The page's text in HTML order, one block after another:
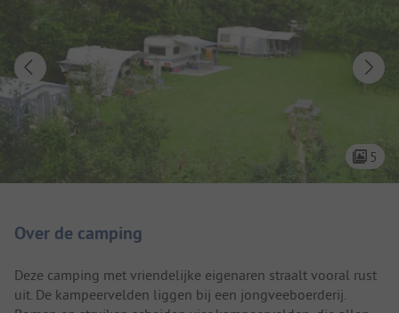
5
Over de camping
Deze camping met vriendelijke eigenaren straalt vooral rust
uit. De kampeervelden liggen bij een jongveeboerderij.